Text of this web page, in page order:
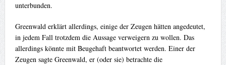
unterbunden.
Greenwald erklärt allerdings, einige der Zeugen hätten angedeutet,
in jedem Fall trotzdem die Aussage verweigern zu wollen. Das
allerdings könnte mit Beugehaft beantwortet werden. Einer der
Zeugen sagte Greenwald, er (oder sie) betrachte die